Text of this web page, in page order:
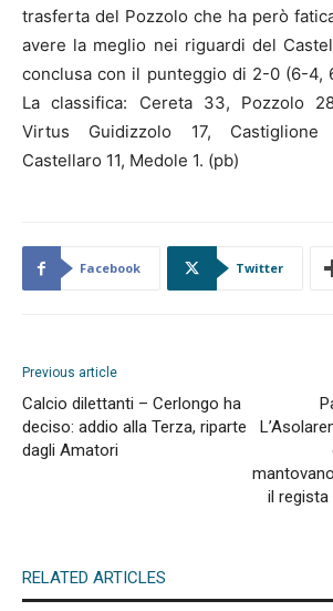
trasferta del Pozzolo che ha però
avere la meglio nei riguardi del
conclusa con il punteggio di 2-0 (6-4,
La classifica: Cereta 33, Pozzolo
Virtus Guidizzolo 17, Castiglione
Castellaro 11, Medole 1. (pb)
Facebook Twitter
Previous article
Calcio dilettanti – Cerlongo ha
deciso: addio alla Terza, riparte
dagli Amatori
il
RELATED ARTICLES